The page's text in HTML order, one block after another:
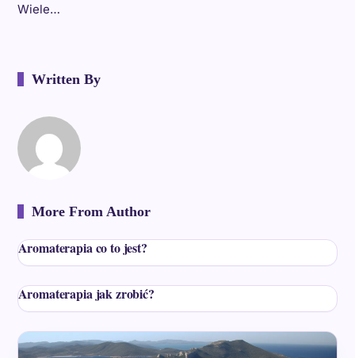
Wiele…
Written By
More From Author
Aromaterapia co to jest?
Aromaterapia jak zrobić?